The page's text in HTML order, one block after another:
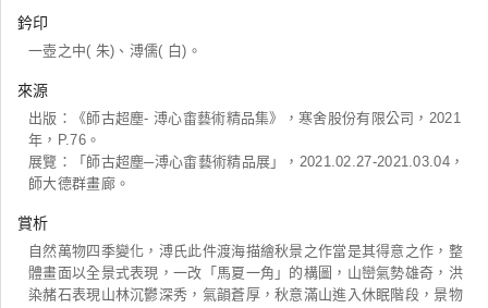
鈐印
一壺之中( 朱)、溥儒( 白)。
來源
出版：《師古超塵- 溥心畬藝術精品集》，寒舍股份有限公司，2021
年，P.76。
展覽：「師古超塵─溥心畬藝術精品展」，2021.02.27-2021.03.04，
師大德群畫廊。
賞析
自然萬物四季變化，溥氏此件渡海描繪秋景之作當是其得意之作，整
體畫面以全景式表現，一改「馬夏一角」的構圖，山巒氣勢雄奇，洪
染赭石表現山林沉鬱深秀，氣韻蒼厚，秋意滿山進入休眠階段，景物